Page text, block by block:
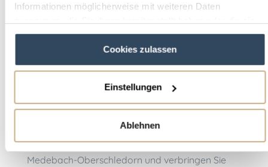
Informationen möglicherweise mit weiteren Daten
im Rahmen Ihrer Nutzung der Dienste gesammelt haben.
Cookies zulassen
Einstellungen
Ablehnen
Hellwiges Hof
Deutschland – Nordrhein-Westfalen – Medebach
Entdecken Sie unsere wunderschöne
Ferienwohnung auf dem Hellwiges Hof in
Medebach-Oberschledorn und verbringen Sie